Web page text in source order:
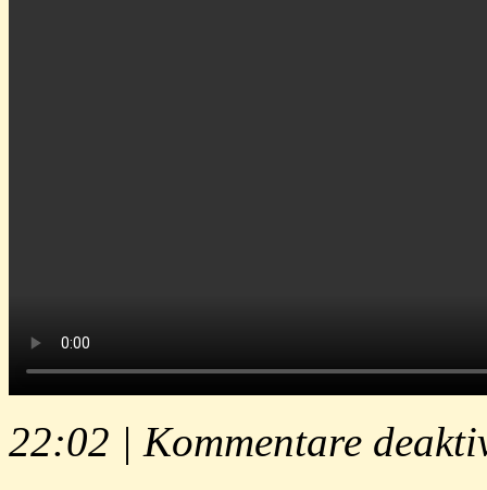
22:02 | Kommentare